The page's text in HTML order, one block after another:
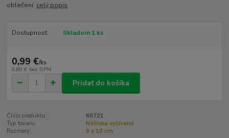
oblečení. celý popis
Dostupnosť Skladom 1 ks
0,99 €/ks
0,80 € bez DPH
Pridať do košíka
Číslo produktu:
60721
Typ tovaru:
Nášivka vyšívaná
Rozmery:
9 x 10 cm